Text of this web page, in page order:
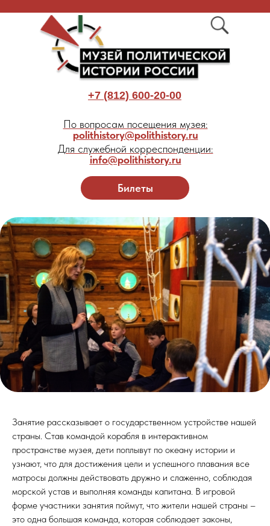
Билеты
+7 (812) 600-20-00
По вопросам посещения музея:
polithistory@polithistory.ru
Для служебной корреспонденции:
info@polithistory.ru
Занятие рассказывает о государственном устройстве нашей
страны. Став командой корабля в интерактивном
пространстве музея, дети поплывут по океану истории и
узнают, что для достижения цели и успешного плавания все
матросы должны действовать дружно и слаженно, соблюдая
морской устав и выполняя команды капитана. В игровой
форме участники занятия поймут, что жители нашей страны –
это одна большая команда, которая соблюдает законы,